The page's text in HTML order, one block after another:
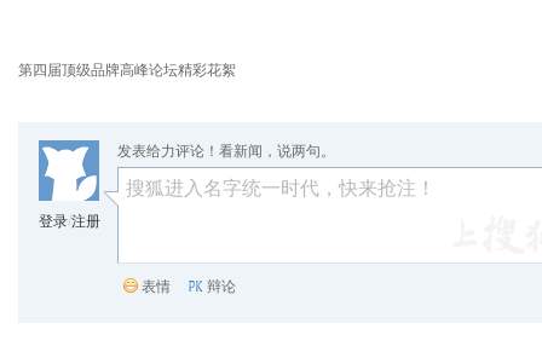
第四届顶级品牌高峰论坛精彩花絮
登录/注册
发表给力评论！看新闻，说两句。
表情 辩论